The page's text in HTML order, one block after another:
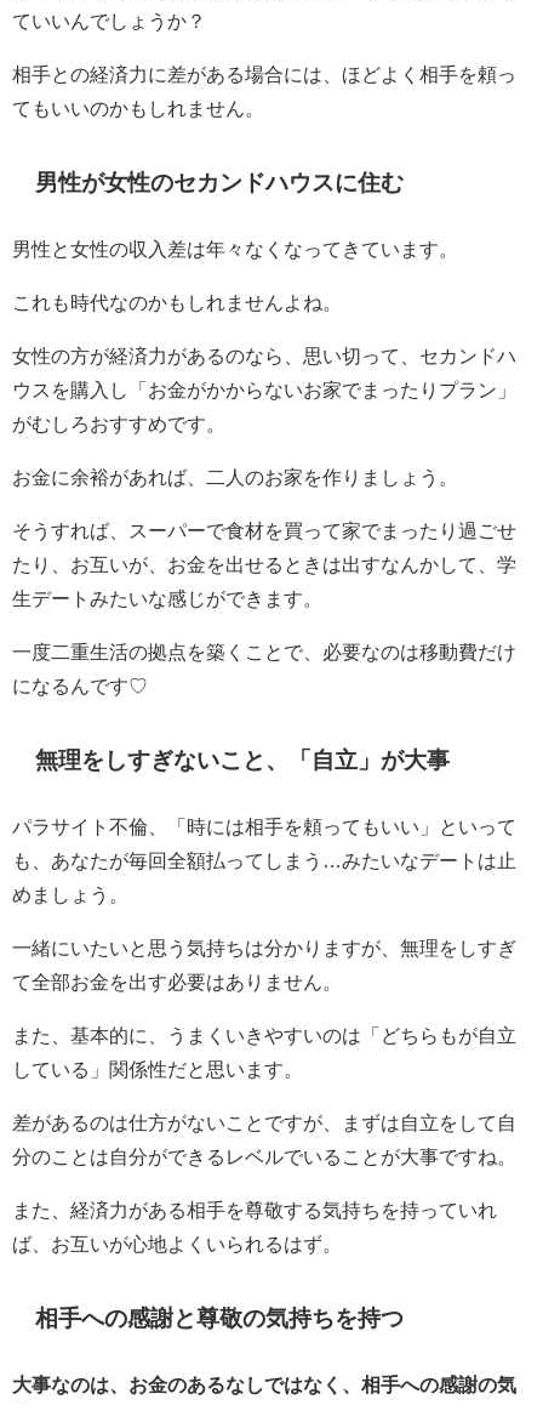
ていいんでしょうか？
相手との経済力に差がある場合には、ほどよく相手を頼っ
てもいいのかもしれません。
男性が女性のセカンドハウスに住む
男性と女性の収入差は年々なくなってきています。
これも時代なのかもしれませんよね。
女性の方が経済力があるのなら、思い切って、セカンドハ
ウスを購入し「お金がかからないお家でまったりプラン」
がむしろおすすめです。
お金に余裕があれば、二人のお家を作りましょう。
そうすれば、スーパーで食材を買って家でまったり過ごせ
たり、お互いが、お金を出せるときは出すなんかして、学
生デートみたいな感じができます。
一度二重生活の拠点を築くことで、必要なのは移動費だけ
になるんです♡
無理をしすぎないこと、「自立」が大事
パラサイト不倫、「時には相手を頼ってもいい」といって
も、あなたが毎回全額払ってしまう…みたいなデートは止
めましょう。
一緒にいたいと思う気持ちは分かりますが、無理をしすぎ
て全部お金を出す必要はありません。
また、基本的に、うまくいきやすいのは「どちらもが自立
している」関係性だと思います。
差があるのは仕方がないことですが、まずは自立をして自
分のことは自分ができるレベルでいることが大事ですね。
また、経済力がある相手を尊敬する気持ちを持っていれ
ば、お互いが心地よくいられるはず。
相手への感謝と尊敬の気持ちを持つ
大事なのは、お金のあるなしではなく、相手への感謝の気